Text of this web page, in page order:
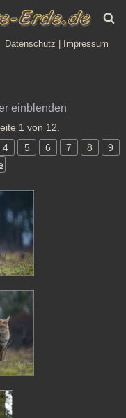
Datenschutz Impressum
einblenden
1 von 12.
4 5 6 7 8
9